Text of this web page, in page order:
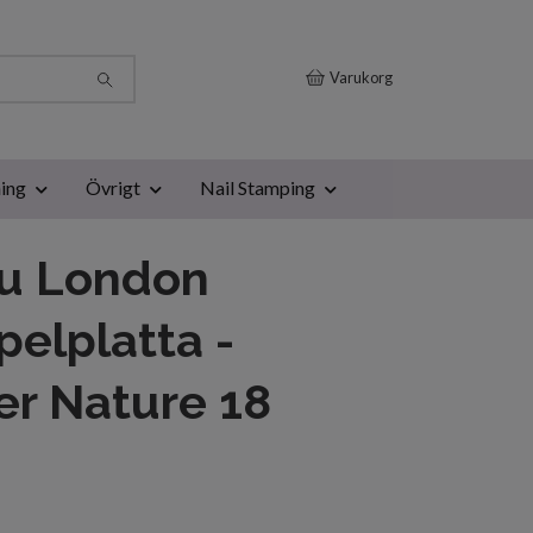
Varukorg
Övrigt Nail Stamping
London
-
Nature 18